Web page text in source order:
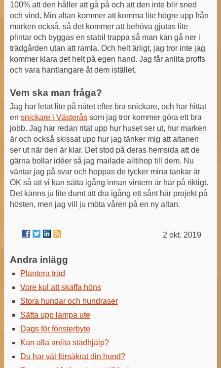
100% att den håller att gå på och att den inte blir sned
och vind. Min altan kommer att komma lite högre upp från
marken också, så det kommer att behöva gjutas lite
plintar och byggas en stabil trappa så man kan gå ner i
trädgården utan att ramla. Och helt ärligt, jag tror inte jag
kommer klara det helt på egen hand. Jag får anlita proffs
och vara hantlangare åt dem istället.
Vem ska man fråga?
Jag har letat lite på nätet efter bra snickare, och har hittat
en snickare i Västeråssom jag tror kommer göra ett bra
jobb. Jag har redan ritat upp hur huset ser ut, hur marken
är och också skissat upp hur jag tänker mig att altanen
ser ut när den är klar. Det stod på deras hemsida att de
gärna bollar idéer så jag mailade alltihop till dem. Nu
väntar jag på svar och hoppas de tycker mina tankar är
OK så att vi kan sätta igång innan vintern är här på riktigt.
Det känns ju lite dumt att dra igång ett sånt här projekt på
hösten, men jag vill ju möta våren på en ny altan.
2 okt. 2019
Andra inlägg
Plantera träd
Vore kul att skaffa höns
Stora hundar och hundraser
Sätta upp lampa ute
Dags för fönsterbyte
Kan alla anlita städhjälp?
Du har väl försäkrat din hund?